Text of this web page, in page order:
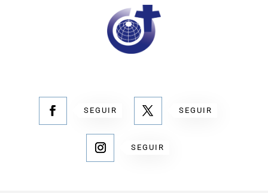
SEGUIR SEGUIR
SEGUIR